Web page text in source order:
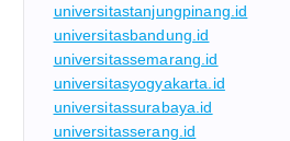
universitastanjungpinang.id
universitasbandung.id
universitassemarang.id
universitasyogyakarta.id
universitassurabaya.id
universitasserang.id